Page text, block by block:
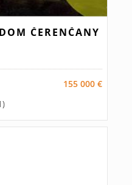
ČERENČANY
155 000 €